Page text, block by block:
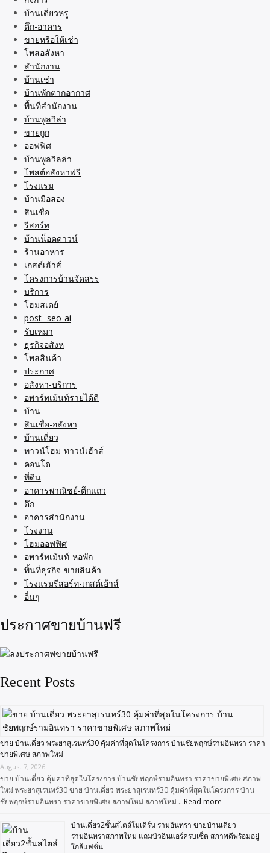
บ้านเดี่ยวหรู
ตึก-อาคาร
ขายหรือให้เช่า
โพสอสังหา
สำนักงาน
บ้านเช่า
บ้านพักตากอากาศ
พื้นที่สำนักงาน
บ้านพูลวิล่า
ขายถูก
ออฟฟิศ
บ้านพูลวิลล่า
โพสต์อสังหาฟรี
โรงแรม
บ้านมือสอง
สินเชื่อ
รีสอร์ท
บ้านน็อคดาวน์
ร้านอาหาร
เกสต์เฮ้าส์
โครงการบ้านจัดสรร
บริการ
โฮมสเตย์
post -seo-ai
รับเหมา
ธุรกิจอสังห
โพสสินค้า
ประกาศ
อสังหา-บริการ
อพาร์ทเม้นท์รายได้ดี
บ้าน
สินเชื่อ-อสังหา
บ้านเดี่ยว
ทาวน์โฮม-ทาวน์เฮ้าส์
คอนโด
ที่ดิน
อาคารพาณิชย์-ตึกแถว
ตึก
อาคารสำนักงาน
โรงงาน
โฮมออฟฟิศ
อพาร์ทเม้นท์-หอพัก
พิ้นที่ธุรกิจ-ขายสินค้า
โรงแรมรีสอร์ท-เกสต์เอ้าส์
อื่นๆ
ประกาศขายบ้านฟรี
Recent Posts
ขาย บ้านเดี่ยว พระยาสุเรนทร์30 คุ้มค่าที่สุดในโครงการ บ้านชัยพฤกษ์รามอินทรา ราคา
ขายพิเศษ สภาพใหม่
August 7, 2026
ขาย บ้านเดี่ยว คุ้มค่าที่สุดในโครงการ บ้านชัยพฤกษ์รามอินทรา ราคาขายพิเศษ สภาพ
ใหม่ พระยาสุเรนทร์30 ขาย บ้านเดี่ยว พระยาสุเรนทร์30 คุ้มค่าที่สุดในโครงการ บ้าน
ชัยพฤกษ์รามอินทรา ราคาขายพิเศษ สภาพใหม่ สภาพใหม่ …Read more
บ้านเดี่ยว2ชั้นสไตล์โมเดิร์น รามอินทรา ขายบ้านเดี่ยว
รามอินทราสภาพใหม่ แถมบิวอินแอร์ครบเซ็ต สภาพดีพร้อมอยู่
ใกล้แฟชั่น